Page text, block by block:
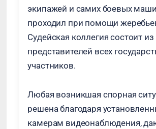
экипажей и самих боевых
проходил при помощи
Судейская коллегия состоит из
представителей всех
участников.
Любая возникшая спорная
решена благодаря
камерам видеонаблюдения,